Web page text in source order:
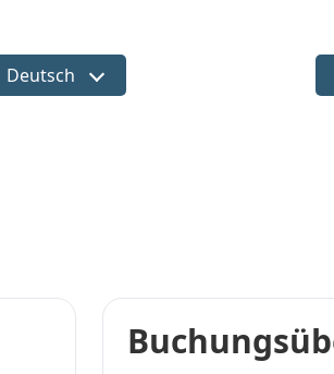
Sprache wählen
Deutsch